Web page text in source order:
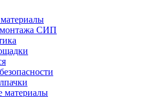
монтажа СИП
материалы